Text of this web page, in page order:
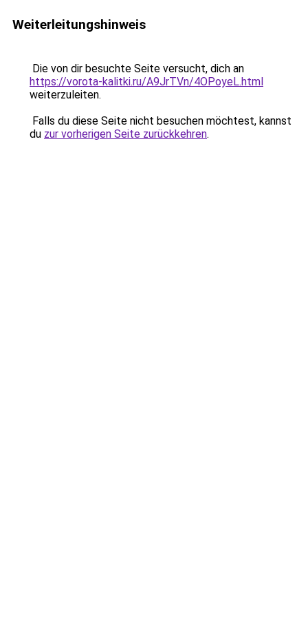
Weiterleitungshinweis
Die von dir besuchte Seite versucht, dich an
https://vorota-kalitki.ru/A9JrTVn/4OPoyeL.html
weiterzuleiten.
Falls du diese Seite nicht besuchen möchtest, kannst
du zur vorherigen Seite zurückkehren.